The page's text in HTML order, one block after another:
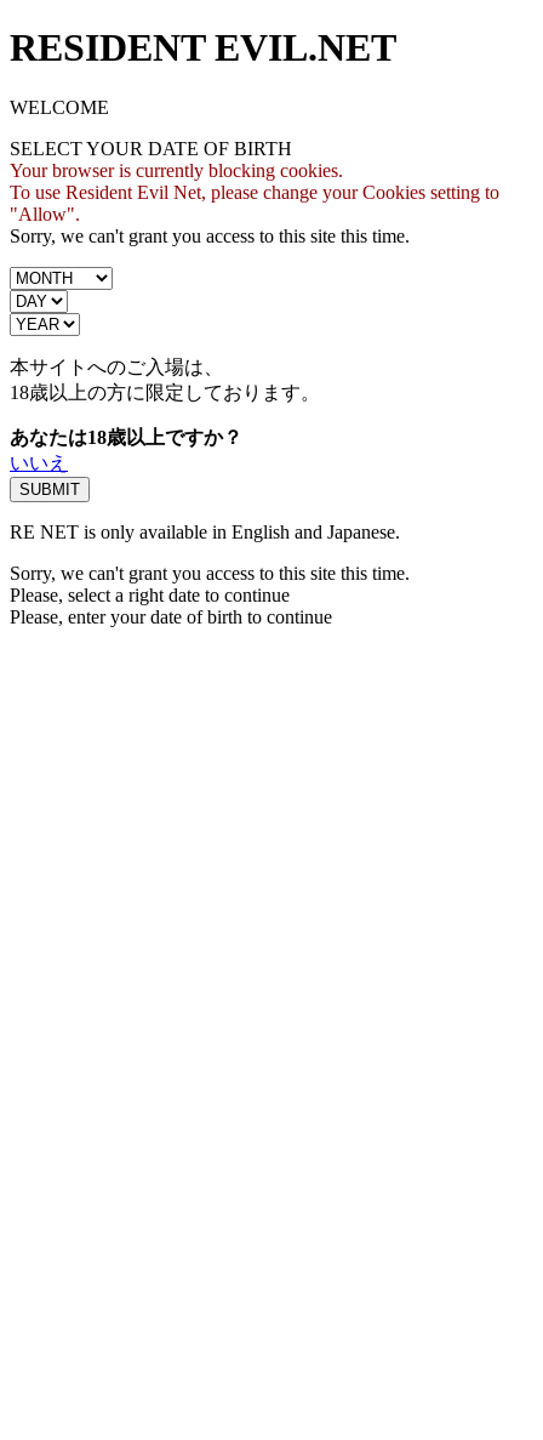
RESIDENT EVIL.NET
WELCOME
SELECT YOUR DATE OF BIRTH
Your browser is currently blocking cookies.
To use Resident Evil Net, please change your Cookies setting to
"Allow".
Sorry, we can't grant you access to this site this time.
本サイトへのご入場は、
18歳以上の方に限定しております。
あなたは18歳以上ですか？
いいえ
RE NET is only available in English and Japanese.
Sorry, we can't grant you access to this site this time.
Please, select a right date to continue
Please, enter your date of birth to continue